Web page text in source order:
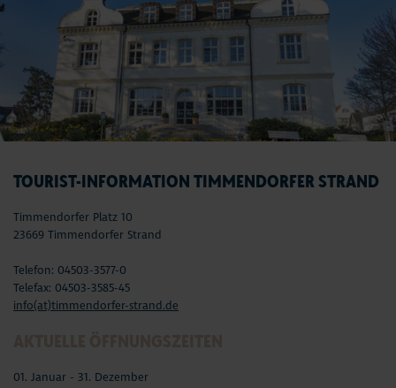
TOURIST-INFORMATION TIMMENDORFER STRAND
Timmendorfer Platz 10
23669 Timmendorfer Strand
Telefon: 04503-3577-0
Telefax: 04503-3585-45
info(at)timmendorfer-strand.de
01. Januar - 31. Dezember